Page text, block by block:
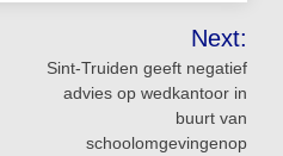
Next:
Sint-Truiden geeft negatief
advies op wedkantoor in
buurt van
schoolomgevingenop